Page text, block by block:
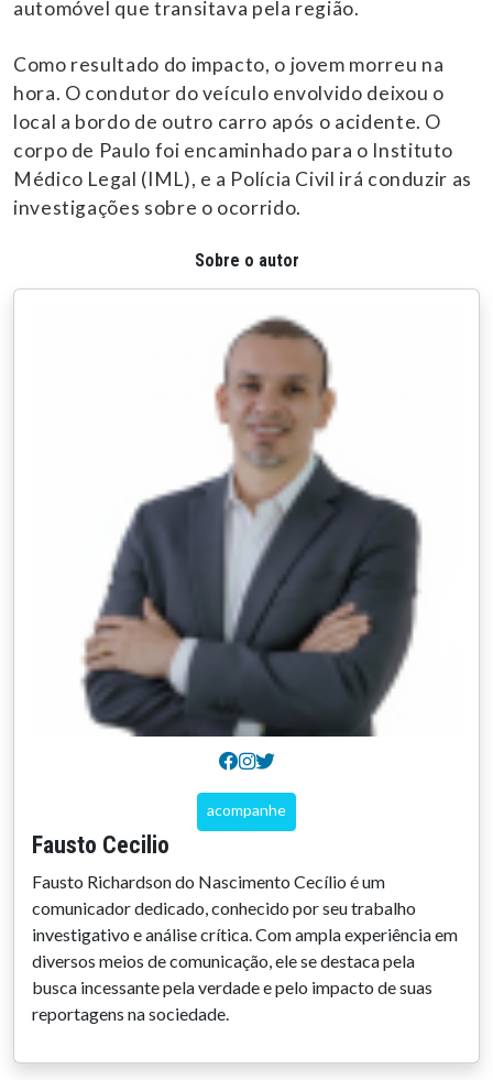
automóvel que transitava pela região.
Como resultado do impacto, o jovem morreu na
hora. O condutor do veículo envolvido deixou o
local a bordo de outro carro após o acidente. O
corpo de Paulo foi encaminhado para o Instituto
Médico Legal (IML), e a Polícia Civil irá conduzir as
investigações sobre o ocorrido.
Sobre o autor
acompanhe
Fausto Cecilio
Fausto Richardson do Nascimento Cecílio é um
comunicador dedicado, conhecido por seu trabalho
investigativo e análise crítica. Com ampla experiência em
diversos meios de comunicação, ele se destaca pela
busca incessante pela verdade e pelo impacto de suas
reportagens na sociedade.